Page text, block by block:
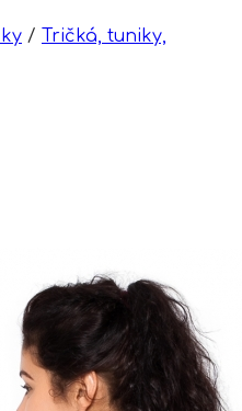
/ Tričká, tuniky,